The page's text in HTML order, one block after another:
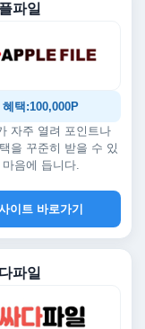
파일
혜택:100,000P
자주 열려 포인트나
을 꾸준히 받을 수 있
음에 듭니다.
이트 바로가기
파일